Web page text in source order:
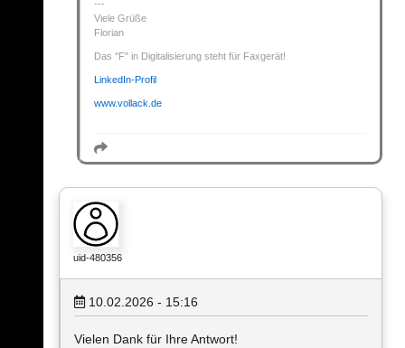
Viele Grüße
Florian
Das "F" in Digitalisierung steht für Faxgerät!
LinkedIn-Profil
www.vollack.de
uid-480356
10.02.2026 - 15:16
Vielen Dank für Ihre Antwort!